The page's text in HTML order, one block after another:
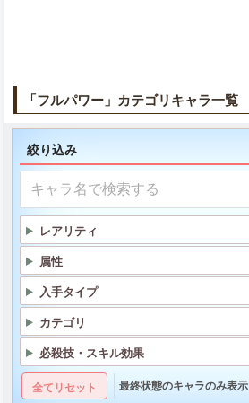
「フルパワー」カテゴリキャラ一覧
絞り込み
レアリティ
属性
入手タイプ
カテゴリ
必殺技・スキル効果
全てリセット 最終状態のキャラのみ表示